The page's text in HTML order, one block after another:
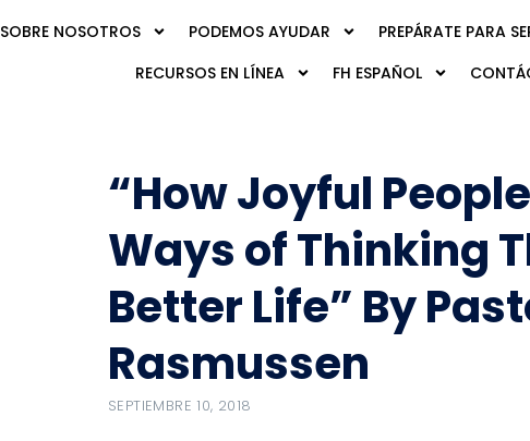
SOBRE NOSOTROS PODEMOS AYUDAR PREPÁRATE PARA
RECURSOS EN LÍNEA
FH ESPAÑOL
“How Joyful
Ways of Thinking
Better Life” By
Rasmussen
SEPTIEMBRE 10, 2018